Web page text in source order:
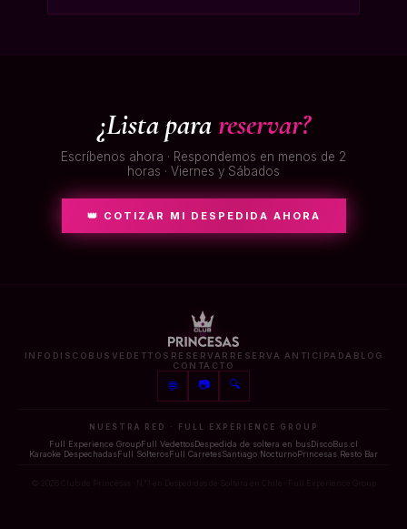
¿Lista parareservar?
Escríbenos ahora · Respondemos en menos de 2
horas · Viernes y Sábados
👑 COTIZAR MI DESPEDIDA AHORA
INFO DISCOBUS VEDETTOS RESERVAR RESERVA ANTICIPADA BLOG
CONTACTO
💬 📷 🔍
NUESTRA RED · FULL EXPERIENCE GROUP
Full Experience GroupFull VedettosDespedida de soltera en busDiscoBus.cl
Karaoke DespechadasFull SolterosFull CarretesSantiago NocturnoPrincesas Resto Bar
© 2026 Club de Princesas · N°1 en Despedidas de Soltera en Chile · Full Experience Group